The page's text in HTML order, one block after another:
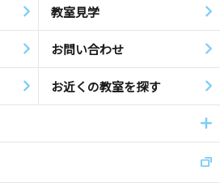
教室見学
お問い合わせ
お近くの教室を探す